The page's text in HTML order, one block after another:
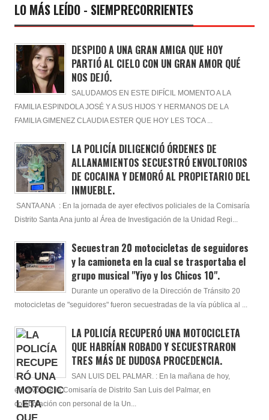
LO MÁS LEÍDO - SIEMPRECORRIENTES
DESPIDO A UNA GRAN AMIGA QUE HOY
PARTIÓ AL CIELO CON UN GRAN AMOR QUÉ
NOS DEJÓ.
SALUDAMOS EN ESTE DIFÍCIL MOMENTO A LA
FAMILIA ESPINDOLA JOSÉ Y A SUS HIJOS Y HERMANOS DE LA
FAMILIA GIMENEZ CLAUDIA ESTER QUE HOY LES TOCA ...
LA POLICÍA DILIGENCIÓ ÓRDENES DE
ALLANAMIENTOS SECUESTRÓ ENVOLTORIOS
DE COCAINA Y DEMORÓ AL PROPIETARIO DEL
INMUEBLE.
SANTA ANA : En la jornada de ayer efectivos policiales de la Comisaría
Distrito Santa Ana junto al Área de Investigación de la Unidad Regi...
Secuestran 20 motocicletas de seguidores
y la camioneta en la cual se trasportaba el
grupo musical "Yiyo y los Chicos 10".
Durante un operativo de la Dirección de Tránsito 20
motocicletas de "seguidores" fueron secuestradas de la vía pública al ...
LA POLICÍA RECUPERÓ UNA MOTOCICLETA
QUE HABRÍAN ROBADO Y SECUESTRARON
TRES MÁS DE DUDOSA PROCEDENCIA.
SAN LUIS DEL PALMAR. : En la mañana de hoy,
efectivos de la Comisaría de Distrito San Luis del Palmar, en
colaboración con personal de la Un...